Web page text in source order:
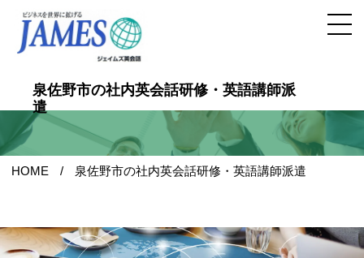
泉佐野市の社内英会話研修・英語講師派
遣
HOME 泉佐野市の社内英会話研修・英語講師派遣